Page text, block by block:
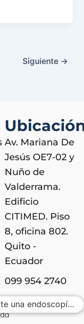
Siguiente →
Av. Mariana De
Jesús OE7-02 y
Nuño de
Valderrama.
Edificio
CITIMED. Piso
8, oficina 802.
Quito -
Ecuador
099 954 2740
| Clínica de
una endoscopía?